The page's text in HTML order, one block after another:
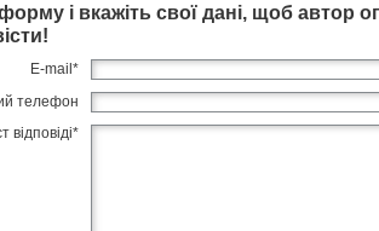
і вкажіть свої дані, щоб автор
E-mail *
телефон
відповіді*